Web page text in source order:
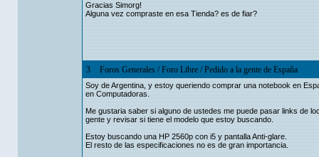
Gracias Simorg!
Alguna vez compraste en esa Tienda? es de fiar?
3 Foros Generales/Foro Libre/Pedido a la gente de España
Soy de Argentina, y estoy queriendo comprar una notebook en
en Computadoras.
Me gustaria saber si alguno de ustedes me puede pasar links de
gente y revisar si tiene el modelo que estoy buscando.
Estoy buscando una HP 2560p con i5 y pantalla Anti-glare.
El resto de las especificaciones no es de gran importancia.